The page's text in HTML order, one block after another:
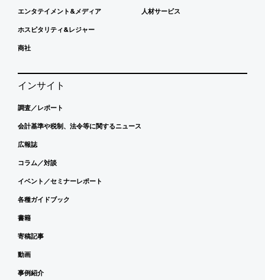
エンタテイメント&メディア
ホスピタリティ&レジャー
商社
人材サービス
インサイト
調査／レポート
会計基準や税制、法令等に関するニュース
広報誌
コラム／対談
イベント／セミナーレポート
各種ガイドブック
書籍
寄稿記事
動画
事例紹介